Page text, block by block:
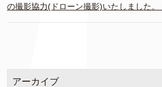
の撮影協力(ドローン撮影)いたしました。
アーカイブ